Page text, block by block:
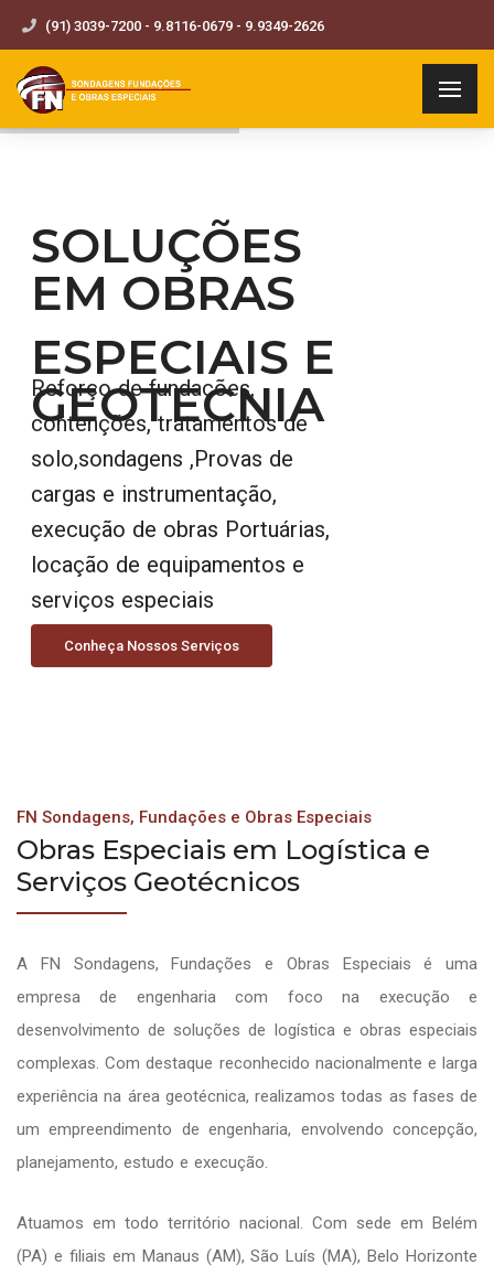
(91) 3039-7200 - 9.8116-0679 - 9.9349-2626
SOLUÇÕES
EM OBRAS
ESPECIAIS E
GEOTECNIA
Reforço de fundações,
contenções, tratamentos de
solo,sondagens ,Provas de
cargas e instrumentação,
execução de obras Portuárias,
locação de equipamentos e
serviços especiais
Conheça Nossos Serviços
FN Sondagens, Fundações e Obras Especiais
Obras Especiais em Logística e
Serviços Geotécnicos
A FN Sondagens, Fundações e Obras Especiais é uma
empresa de engenharia com foco na execução e
desenvolvimento de soluções de logística e obras especiais
complexas. Com destaque reconhecido nacionalmente e larga
experiência na área geotécnica, realizamos todas as fases de
um empreendimento de engenharia, envolvendo concepção,
planejamento, estudo e execução.
Atuamos em todo território nacional. Com sede em Belém
(PA) e filiais em Manaus (AM), São Luís (MA), Belo Horizonte